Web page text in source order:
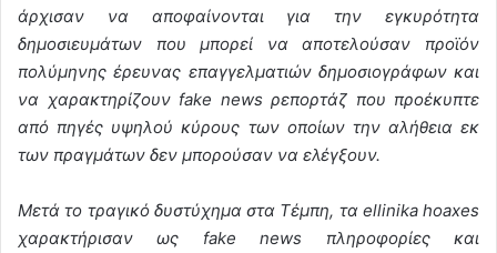
άρχισαν να αποφαίνονται για την εγκυρότητα
δημοσιευμάτων που μπορεί να αποτελούσαν προϊόν
πολύμηνης έρευνας επαγγελματιών δημοσιογράφων και
να χαρακτηρίζουν fake news ρεπορτάζ που προέκυπτε
από πηγές υψηλού κύρους των οποίων την αλήθεια εκ
των πραγμάτων δεν μπορούσαν να ελέγξουν.
Μετά το τραγικό δυστύχημα στα Τέμπη, τα ellinika hoaxes
χαρακτήρισαν ως fake news πληροφορίες και